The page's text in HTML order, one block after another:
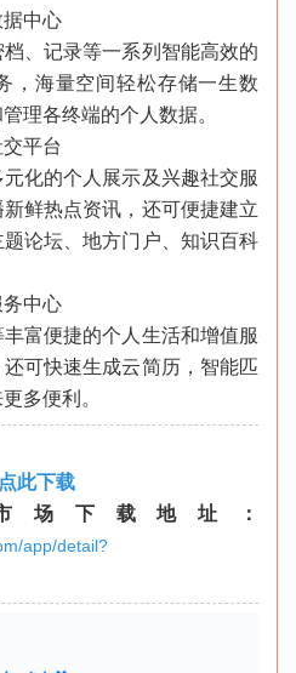
中心
、记录等一系列智能高效的
，海量空间轻松存储一生数
理各终端的个人数据。
平台
化的个人展示及兴趣社交服
鲜热点资讯，还可便捷建立
论坛、地方门户、知识百科
中心
富便捷的个人生活和增值服
可快速生成云简历，智能匹
多便利。
点此下载
场下载地址：
app/detail?